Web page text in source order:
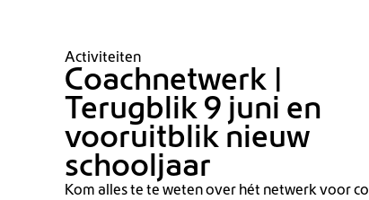
Activiteiten
Coachnetwerk |
Terugblik 9 juni en
vooruitblik nieuw
schooljaar
Kom alles te te weten over hét netwerk voor